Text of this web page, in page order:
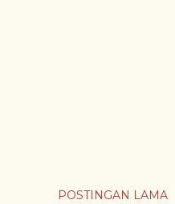
POSTINGAN LAMA